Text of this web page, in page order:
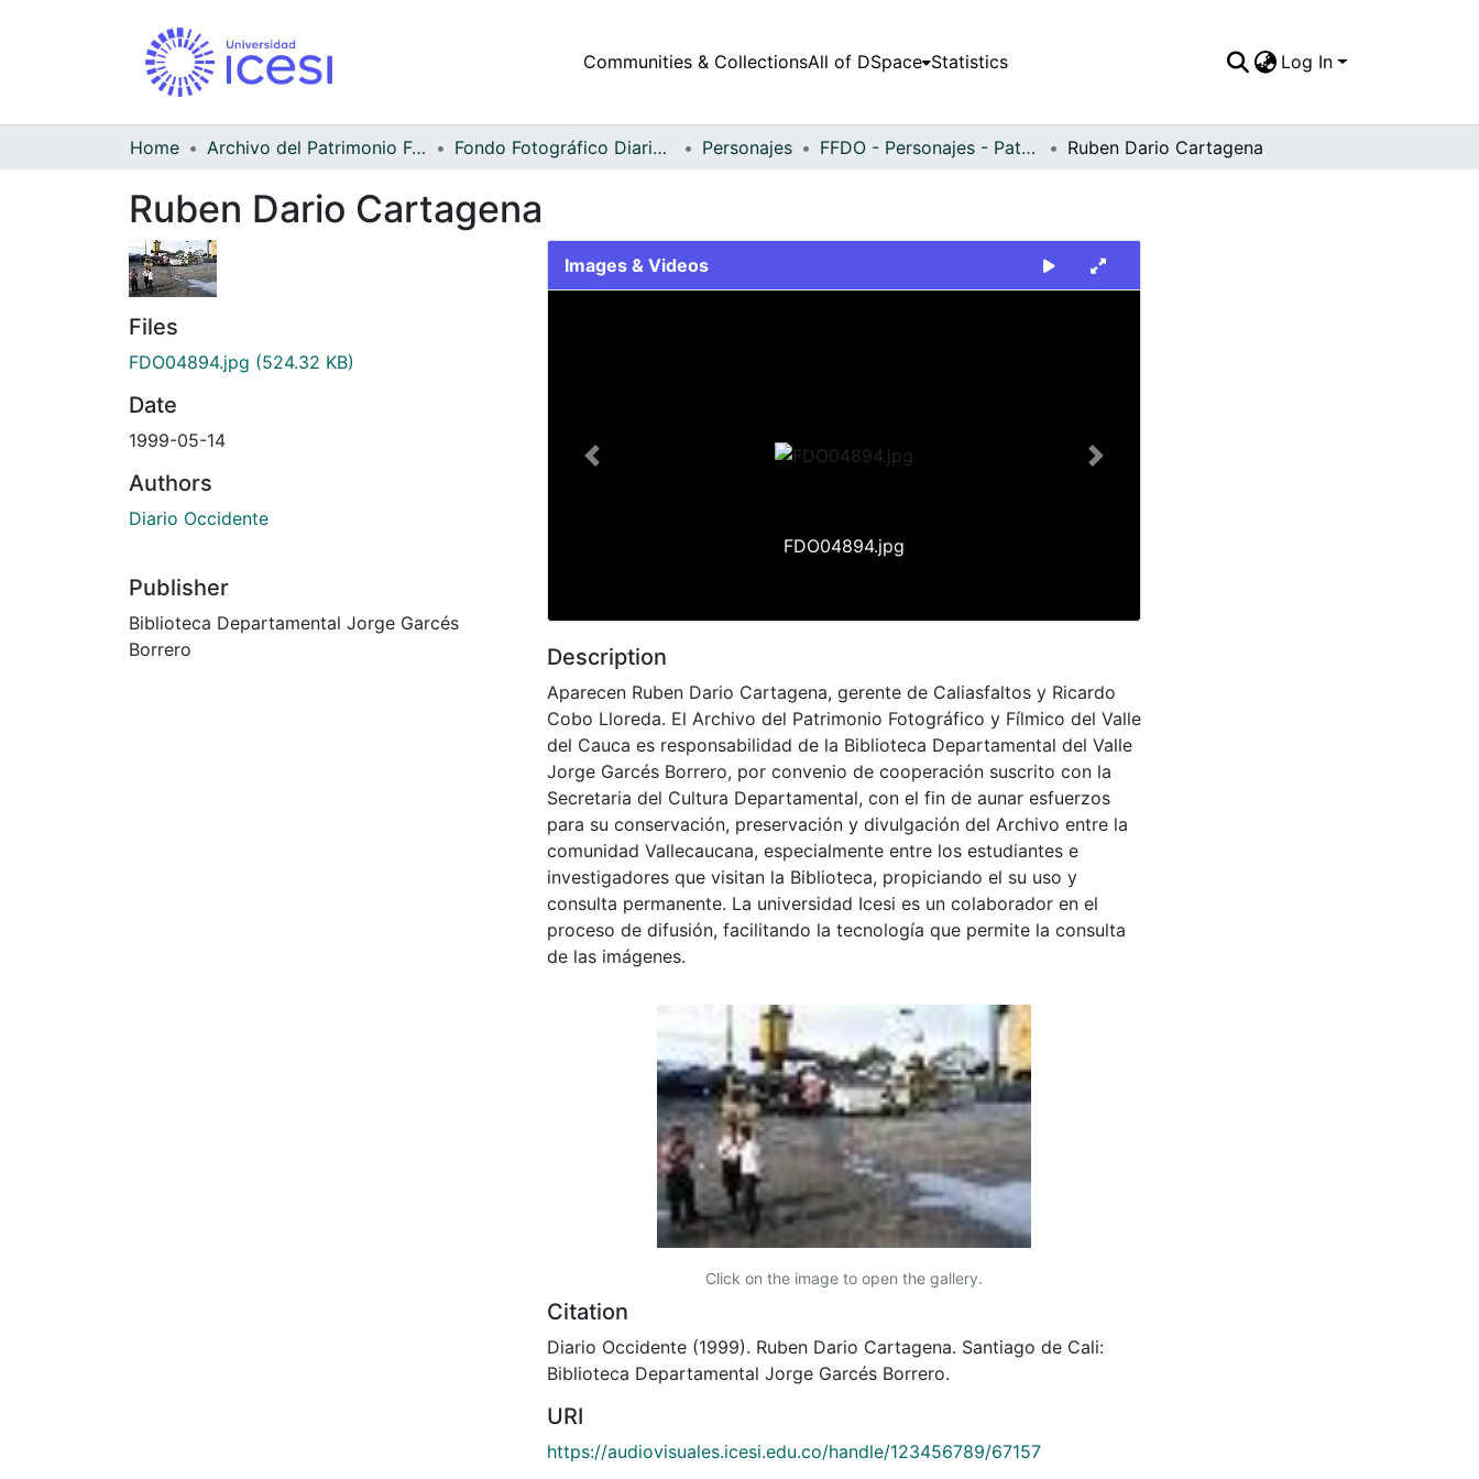
Communities & CollectionsAll of DSpace Statistics Log In
Home Archivo del Patrimonio Fotográfico y Fílmico del Valle del Cauca Fondo Fotográfico Diario Occidente Personajes FFDO - Personajes - Patrimonial Ruben Dario Cartagena
Ruben Dario Cartagena
Files
FDO04894.jpg (524.32 KB)
Date
1999-05-14
Authors
Diario Occidente
Publisher
Biblioteca Departamental Jorge Garcés
Borrero
Images & Videos
FDO04894.jpg
Previous Next
Description
Aparecen Ruben Dario Cartagena, gerente de Caliasfaltos y Ricardo
Cobo Lloreda. El Archivo del Patrimonio Fotográfico y Fílmico del Valle
del Cauca es responsabilidad de la Biblioteca Departamental del Valle
Jorge Garcés Borrero, por convenio de cooperación suscrito con la
Secretaria del Cultura Departamental, con el fin de aunar esfuerzos
para su conservación, preservación y divulgación del Archivo entre la
comunidad Vallecaucana, especialmente entre los estudiantes e
investigadores que visitan la Biblioteca, propiciando el su uso y
consulta permanente. La universidad Icesi es un colaborador en el
proceso de difusión, facilitando la tecnología que permite la consulta
de las imágenes.
Click on the image to open the gallery.
Citation
Diario Occidente (1999). Ruben Dario Cartagena. Santiago de Cali:
Biblioteca Departamental Jorge Garcés Borrero.
URI
https://audiovisuales.icesi.edu.co/handle/123456789/67157